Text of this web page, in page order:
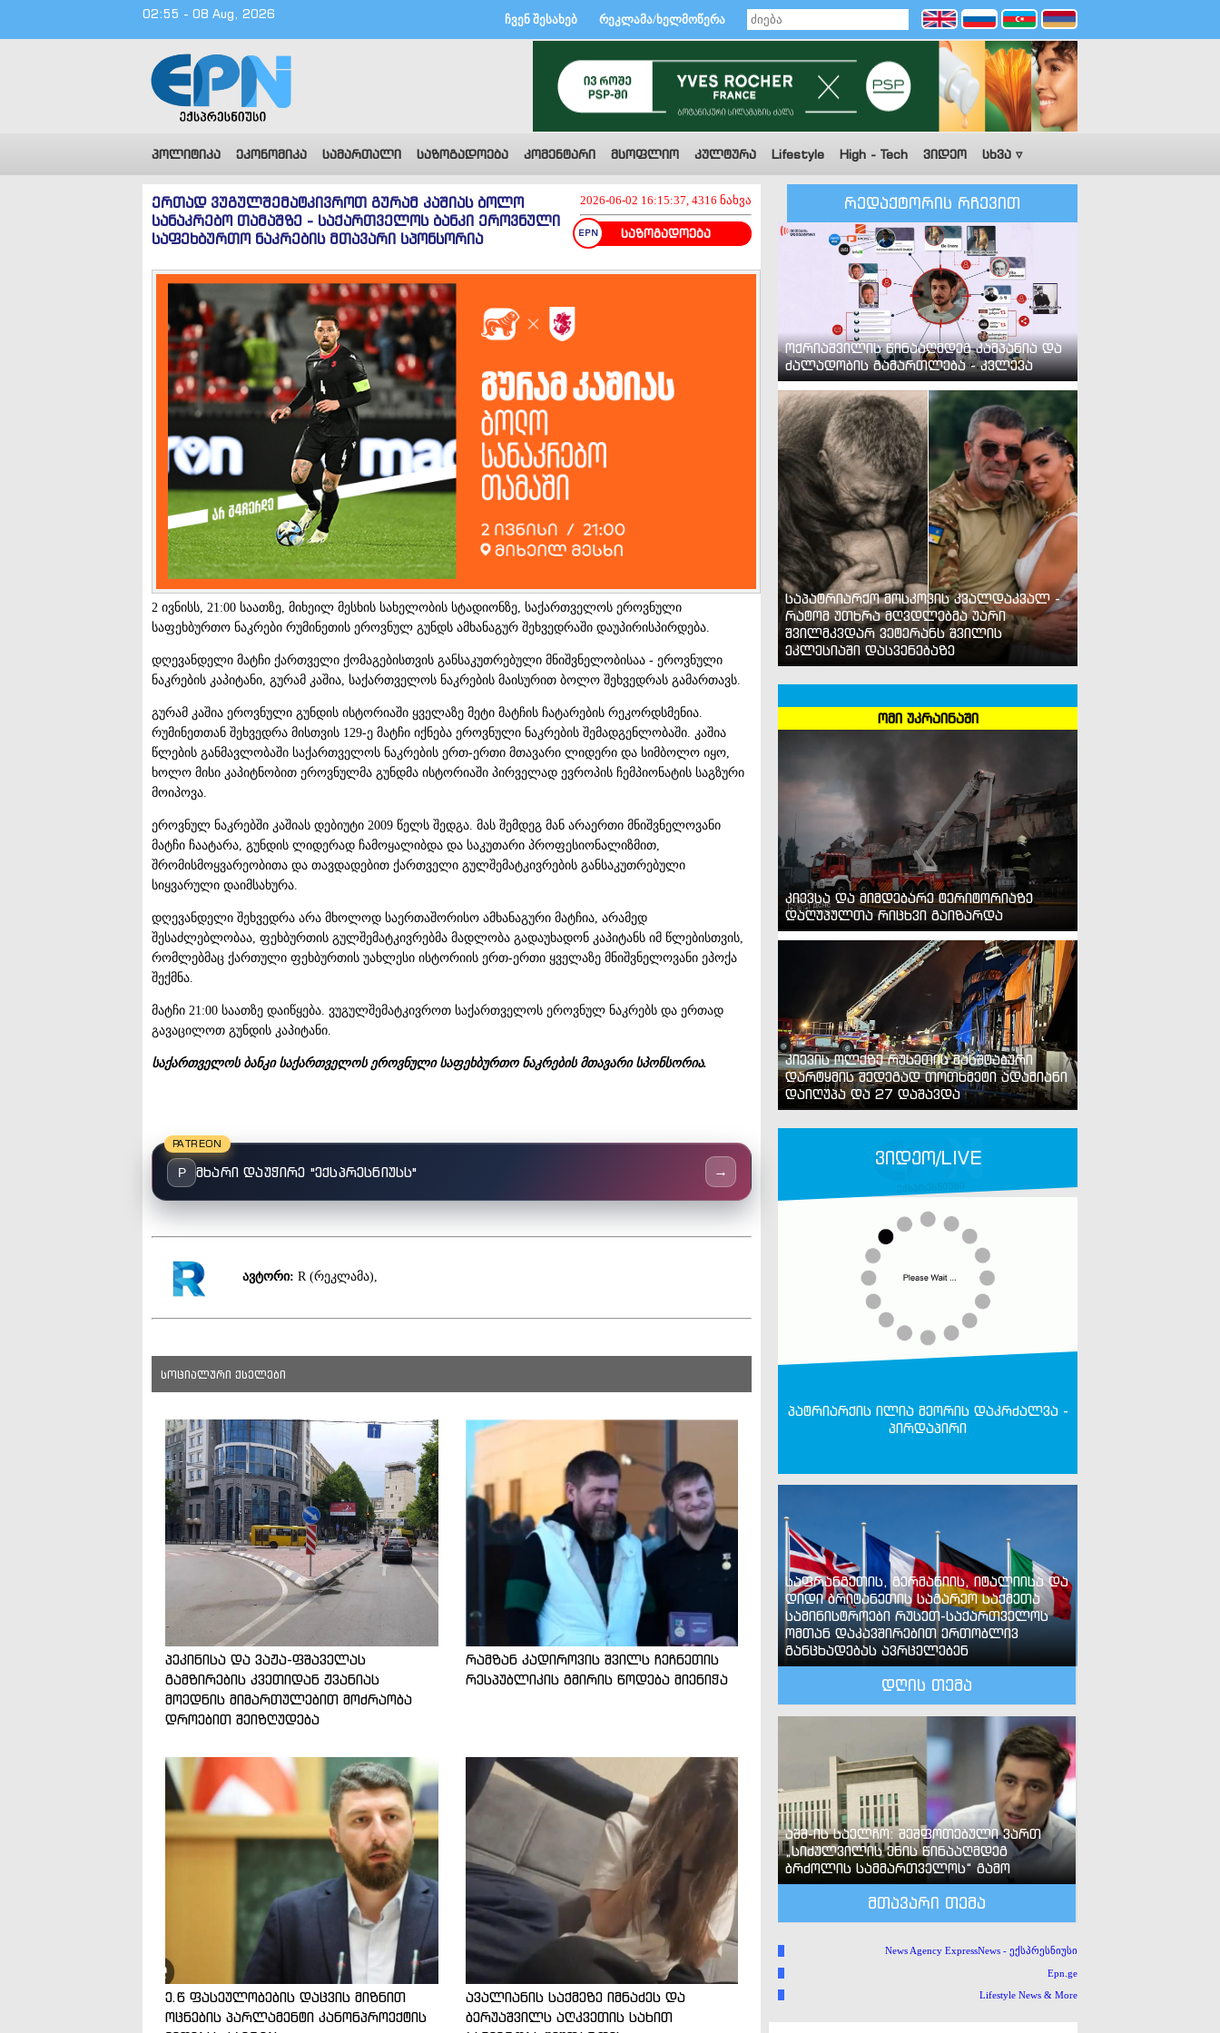
02:55 - 08 Aug, 2026 ჩვენ შესახებ რეკლამა/ხელმოწერა
პოლიტიკა ეკონომიკა სამართალი საზოგადოება კომენტარი მსოფლიო კულტურა Lifestyle High - Tech ვიდეო სხვა ▿
2026-06-02 16:15:37, 4316 ნახვა
საზოგადოება
ერთად ვუგულშემატკივროთ გურამ კაშიას ბოლო
სანაკრებო თამაშზე - საქართველოს ბანკი ეროვნული
საფეხბურთო ნაკრების მთავარი სპონსორია
2 ივნისს, 21:00 საათზე, მიხეილ მესხის სახელობის სტადიონზე, საქართველოს ეროვნული
საფეხბურთო ნაკრები რუმინეთის ეროვნულ გუნდს ამხანაგურ შეხვედრაში დაუპირისპირდება.
დღევანდელი მატჩი ქართველი ქომაგებისთვის განსაკუთრებული მნიშვნელობისაა - ეროვნული
ნაკრების კაპიტანი, გურამ კაშია, საქართველოს ნაკრების მაისურით ბოლო შეხვედრას გამართავს.
გურამ კაშია ეროვნული გუნდის ისტორიაში ყველაზე მეტი მატჩის ჩატარების რეკორდსმენია.
რუმინეთთან შეხვედრა მისთვის 129-ე მატჩი იქნება ეროვნული ნაკრების შემადგენლობაში. კაშია
წლების განმავლობაში საქართველოს ნაკრების ერთ-ერთი მთავარი ლიდერი და სიმბოლო იყო,
ხოლო მისი კაპიტნობით ეროვნულმა გუნდმა ისტორიაში პირველად ევროპის ჩემპიონატის საგზური
მოიპოვა.
ეროვნულ ნაკრებში კაშიას დებიუტი 2009 წელს შედგა. მას შემდეგ მან არაერთი მნიშვნელოვანი
მატჩი ჩაატარა, გუნდის ლიდერად ჩამოყალიბდა და საკუთარი პროფესიონალიზმით,
შრომისმოყვარეობითა და თავდადებით ქართველი გულშემატკივრების განსაკუთრებული
სიყვარული დაიმსახურა.
დღევანდელი შეხვედრა არა მხოლოდ საერთაშორისო ამხანაგური მატჩია, არამედ
შესაძლებლობაა, ფეხბურთის გულშემატკივრებმა მადლობა გადაუხადონ კაპიტანს იმ წლებისთვის,
რომლებმაც ქართული ფეხბურთის უახლესი ისტორიის ერთ-ერთი ყველაზე მნიშვნელოვანი ეპოქა
შექმნა.
მატჩი 21:00 საათზე დაიწყება. ვუგულშემატკივროთ საქართველოს ეროვნულ ნაკრებს და ერთად
გავაცილოთ გუნდის კაპიტანი.
საქართველოს ბანკი საქართველოს ეროვნული საფეხბურთო ნაკრების მთავარი სპონსორია.
PATREON
P მხარი დაუჭირე "ექსპრესნიუსს" →
ავტორი: R (რეკლამა),
სოციალური ქსელები
პეკინისა და ვაჟა-ფშაველას
გამზირების კვეთიდან ჟვანიას
მოედნის მიმართულებით მოძრაობა
დროებით შეიზღუდება
რამზან კადიროვის შვილს ჩეჩნეთის
რესპუბლიკის გმირის წოდება მიენიჭა
ე.წ ფასეულობების დაცვის მიზნით
ოცნების პარლამენტი კანონპროექტის
ავალიანის საქმეზე იმნაძეს და
ბერუაშვილს აღკვეთის სახით
რედაქტორის რჩევით
ოქრიაშვილის წინააღმდეგ კამპანია და
ძალადობის გამართლება - კვლევა
საპატრიარქო მოსკოვის კვალდაკვალ -
რატომ უთხრა მღვდლებმა უარი
შვილმკვდარ ვეტერანს შვილის
ეკლესიაში დასვენებაზე
ომი უკრაინაში
კიევსა და მიმდებარე ტერიტორიაზე
დაღუპულთა რიცხვი გაიზარდა
კიევის ოლქზე რუსეთის მასშტაბური
დარტყმის შედეგად თოთხმეტი ადამიანი
დაიღუპა და 27 დაშავდა
ვიდეო/LIVE
პატრიარქის ილია მეორის დაკრძალვა -
პირდაპირი
საფრანგეთის, გერმანიის, იტალიისა და
დიდი ბრიტანეთის საგარეო საქმეთა
სამინისტროები რუსეთ-საქართველოს
ომთან დაკავშირებით ერთობლივ
განცხადებას ავრცელებენ
დღის თემა
აშშ-ის საელჩო: შეშფოთებული ვართ
„სიძულვილის ენის წინააღმდეგ
ბრძოლის სამმართველოს“ გამო
მთავარი თემა
News Agency ExpressNews - ექსპრესნიუსი
Epn.ge
Lifestyle News & More